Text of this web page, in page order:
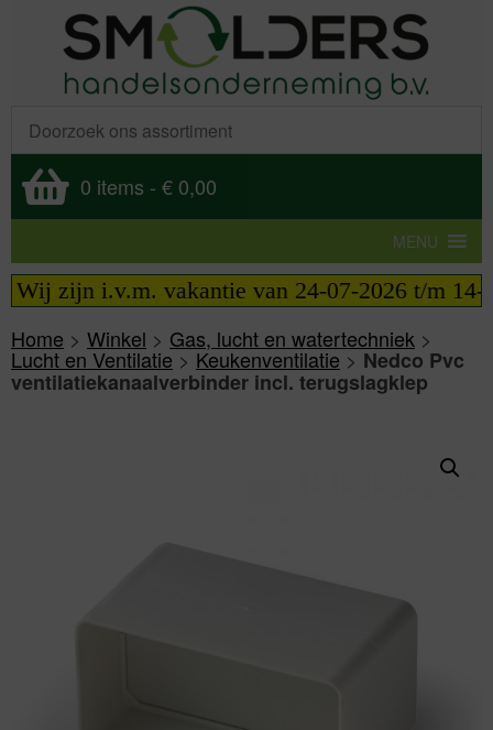
0 items - € 0,00
MENU
zijn i.v.m. vakantie van 24-07-2026 t/m 14-
Home > Winkel > Gas, lucht en watertechniek >
Lucht en Ventilatie>Keukenventilatie>Nedco Pvc
ventilatiekanaalverbinder incl. terugslagklep